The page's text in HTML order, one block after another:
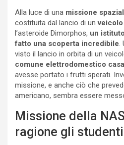
Alla luce di una missione
costituita dal lancio di un
l’asteroide Dimorphos, un
fatto una scoperta incredibile.
visto il lancio in orbita di un
comune elettrodomestico
avesse portato i frutti sperati.
missione, e anche ciò che
americano, sembra essere
Missione della
ragione gli